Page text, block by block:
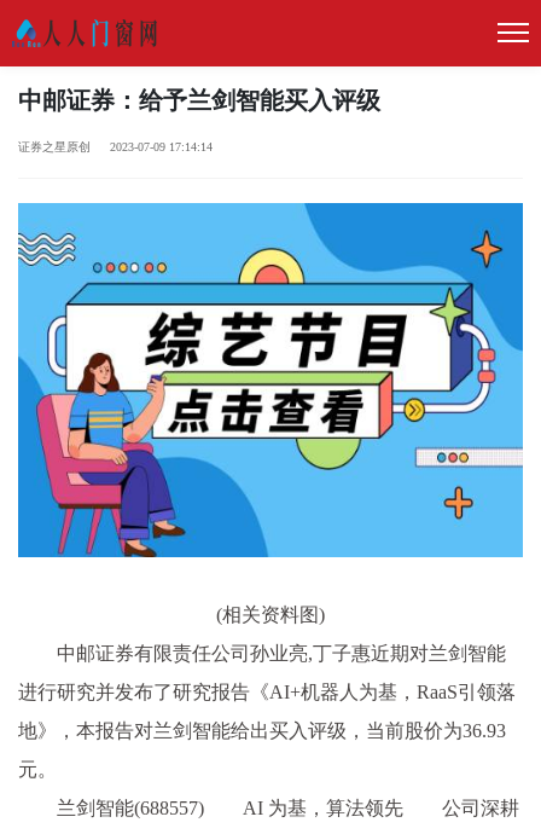
中邮证券：给予兰剑智能买入评级
证券之星原创 2023-07-09 17:14:14
(相关资料图)
中邮证券有限责任公司孙业亮,丁子惠近期对兰剑智能
进行研究并发布了研究报告《AI+机器人为基，RaaS引领落
地》，本报告对兰剑智能给出买入评级，当前股价为36.93
元。
兰剑智能(688557) AI 为基，算法领先 公司深耕